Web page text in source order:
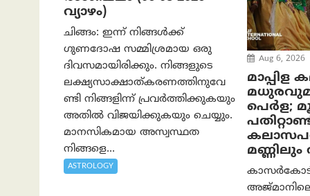
വ്യാഴം)
ചിങ്ങം: ഇന്ന് നിങ്ങൾക്ക്
ഗുണദോഷ സമ്മിശ്രമായ ഒരു
ദിവസമായിരിക്കും. നിങ്ങളുടെ
ലക്ഷ്യസാക്ഷാത്കരണത്തിനുവേ
ണ്ടി നിങ്ങളിന്ന് പ്രവർത്തിക്കുകയും
അതില്‍ വിജയിക്കുകയും ചെയ്യും.
മാനസികമായ അസ്വസ്ഥത
നിങ്ങളെ...
ASTROLOGY
Aug 6, 2026
മാപ്പിള
പെർള;
മണ്ണിലും